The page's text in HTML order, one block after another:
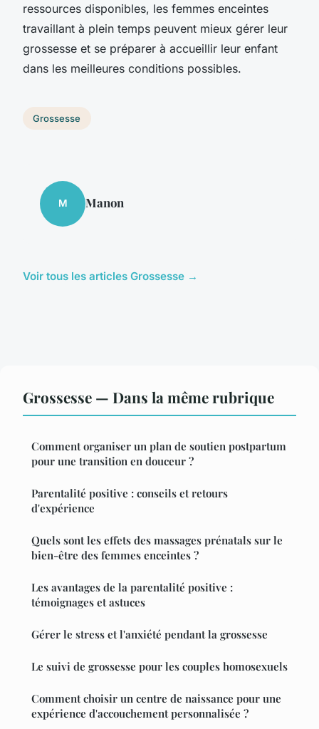
ressources disponibles, les femmes enceintes
travaillant à plein temps peuvent mieux gérer leur
grossesse et se préparer à accueillir leur enfant
dans les meilleures conditions possibles.
Grossesse
M Manon
Voir tous les articles Grossesse →
Grossesse — Dans la même rubrique
Comment organiser un plan de soutien postpartum
pour une transition en douceur ?
Parentalité positive : conseils et retours
d'expérience
Quels sont les effets des massages prénatals sur le
bien-être des femmes enceintes ?
Les avantages de la parentalité positive :
témoignages et astuces
Gérer le stress et l'anxiété pendant la grossesse
Le suivi de grossesse pour les couples homosexuels
Comment choisir un centre de naissance pour une
expérience d'accouchement personnalisée ?